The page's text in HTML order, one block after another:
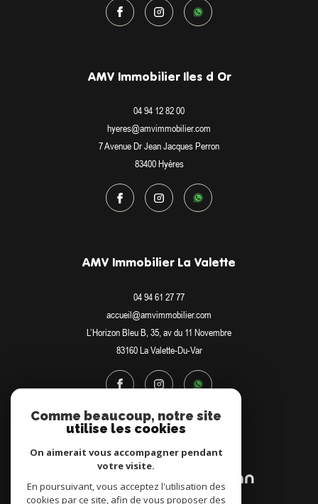
AMV Immobilier Iles d Or
04 94 12 82 00
hyeres@amvimmobilier.com
7 Avenue Dr Jean Jacques Perron
83400
Hyères
AMV Immobilier La Valette
04 94 61 27 77
accueil@amvimmobilier.com
L’Horizon Bleu B, 35, av du 11 Novembre
83160 La Valette-Du-Var
Adhérents
Comme beaucoup, notre site
utilise les cookies
On aimerait vous accompagner pendant
votre visite.
En poursuivant, vous acceptez l'utilisation des
cookies par ce site, afin de vous proposer des